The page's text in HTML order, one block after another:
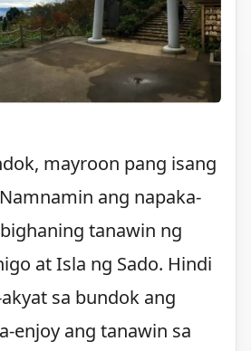
mayroon pang isang
ang napaka-
tanawin ng
at Isla ng Sado. Hindi
sa bundok ang
enjoy ang tanawin sa